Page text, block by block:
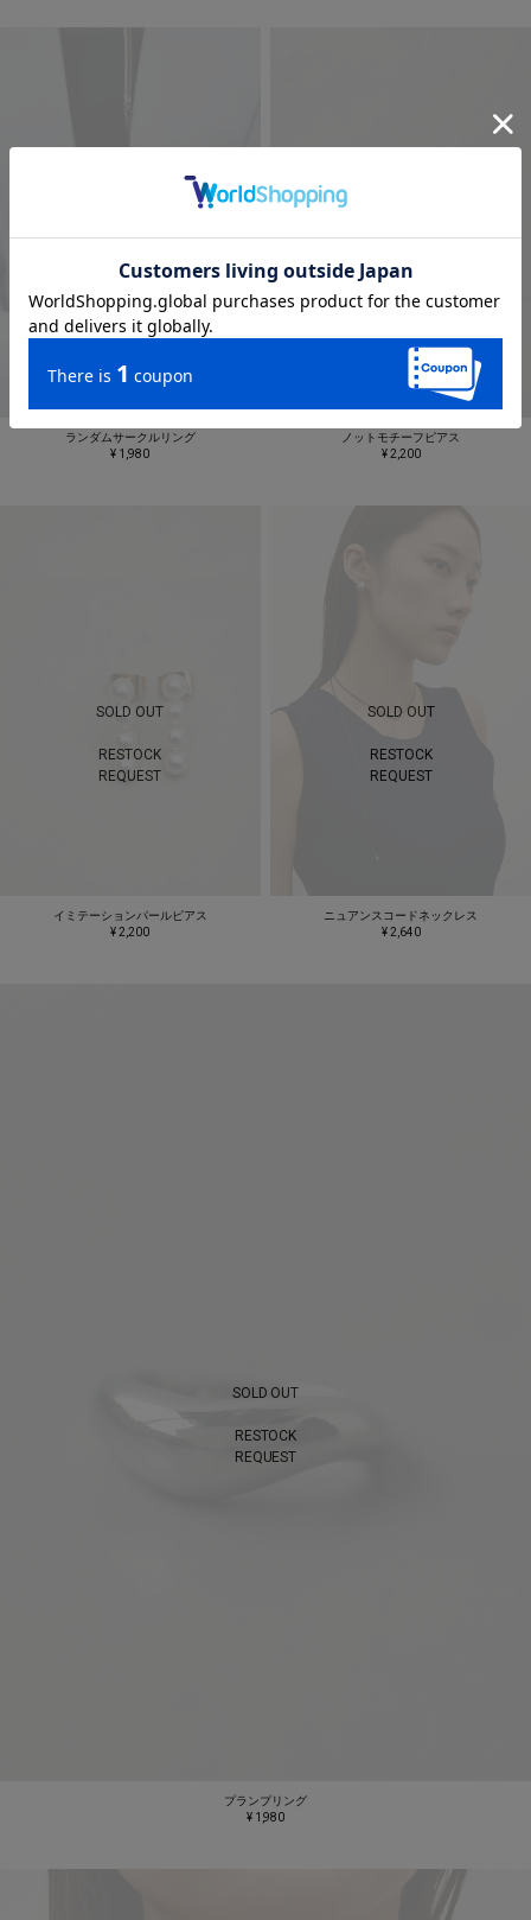
RESTOCK
REQUEST
ランダムサークルリング
¥ 1,980
RESTOCK
REQUEST
ノットモチーフピアス
¥ 2,200
SOLD OUT
RESTOCK
REQUEST
イミテーションパールピアス
¥ 2,200
SOLD OUT
RESTOCK
REQUEST
ニュアンスコードネックレス
¥ 2,640
SOLD OUT
RESTOCK
REQUEST
プランプリング
¥ 1,980